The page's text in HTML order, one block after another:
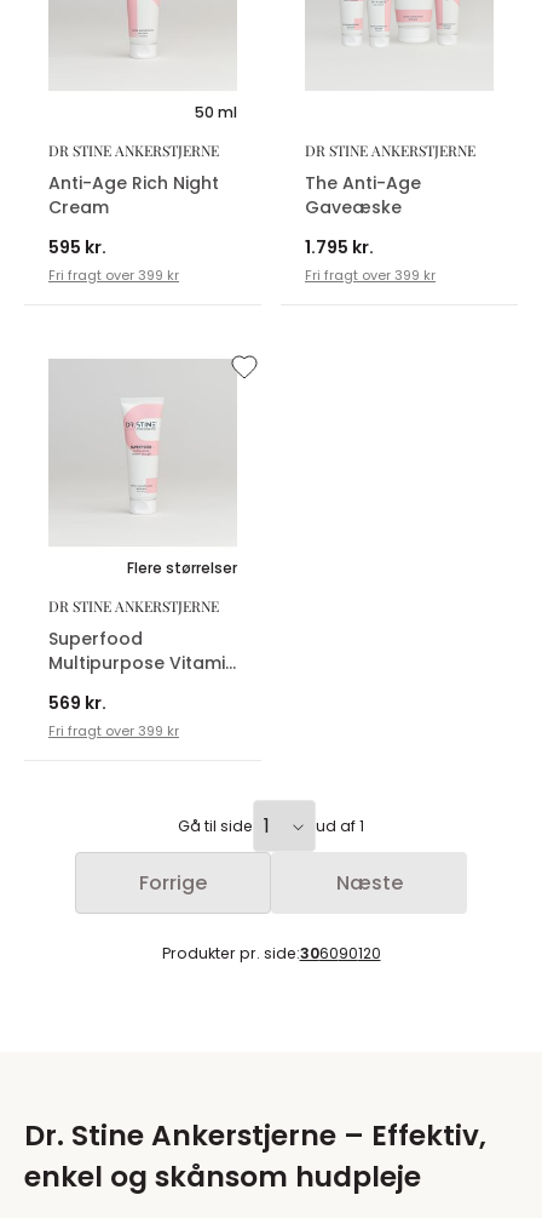
50 ml
DR STINE ANKERSTJERNE
Anti-Age Rich Night
Cream
595 kr.
Fri fragt over 399 kr
DR STINE ANKERSTJERNE
The Anti-Age
Gaveæske
1.795 kr.
Fri fragt over 399 kr
Flere størrelser
DR STINE ANKERSTJERNE
Superfood
Multipurpose Vitamin
569 kr.
Fri fragt over 399 kr
Gå til side ud af 1
Forrige Næste
Produkter pr. side:306090120
Dr. Stine Ankerstjerne – Effektiv,
enkel og skånsom hudpleje